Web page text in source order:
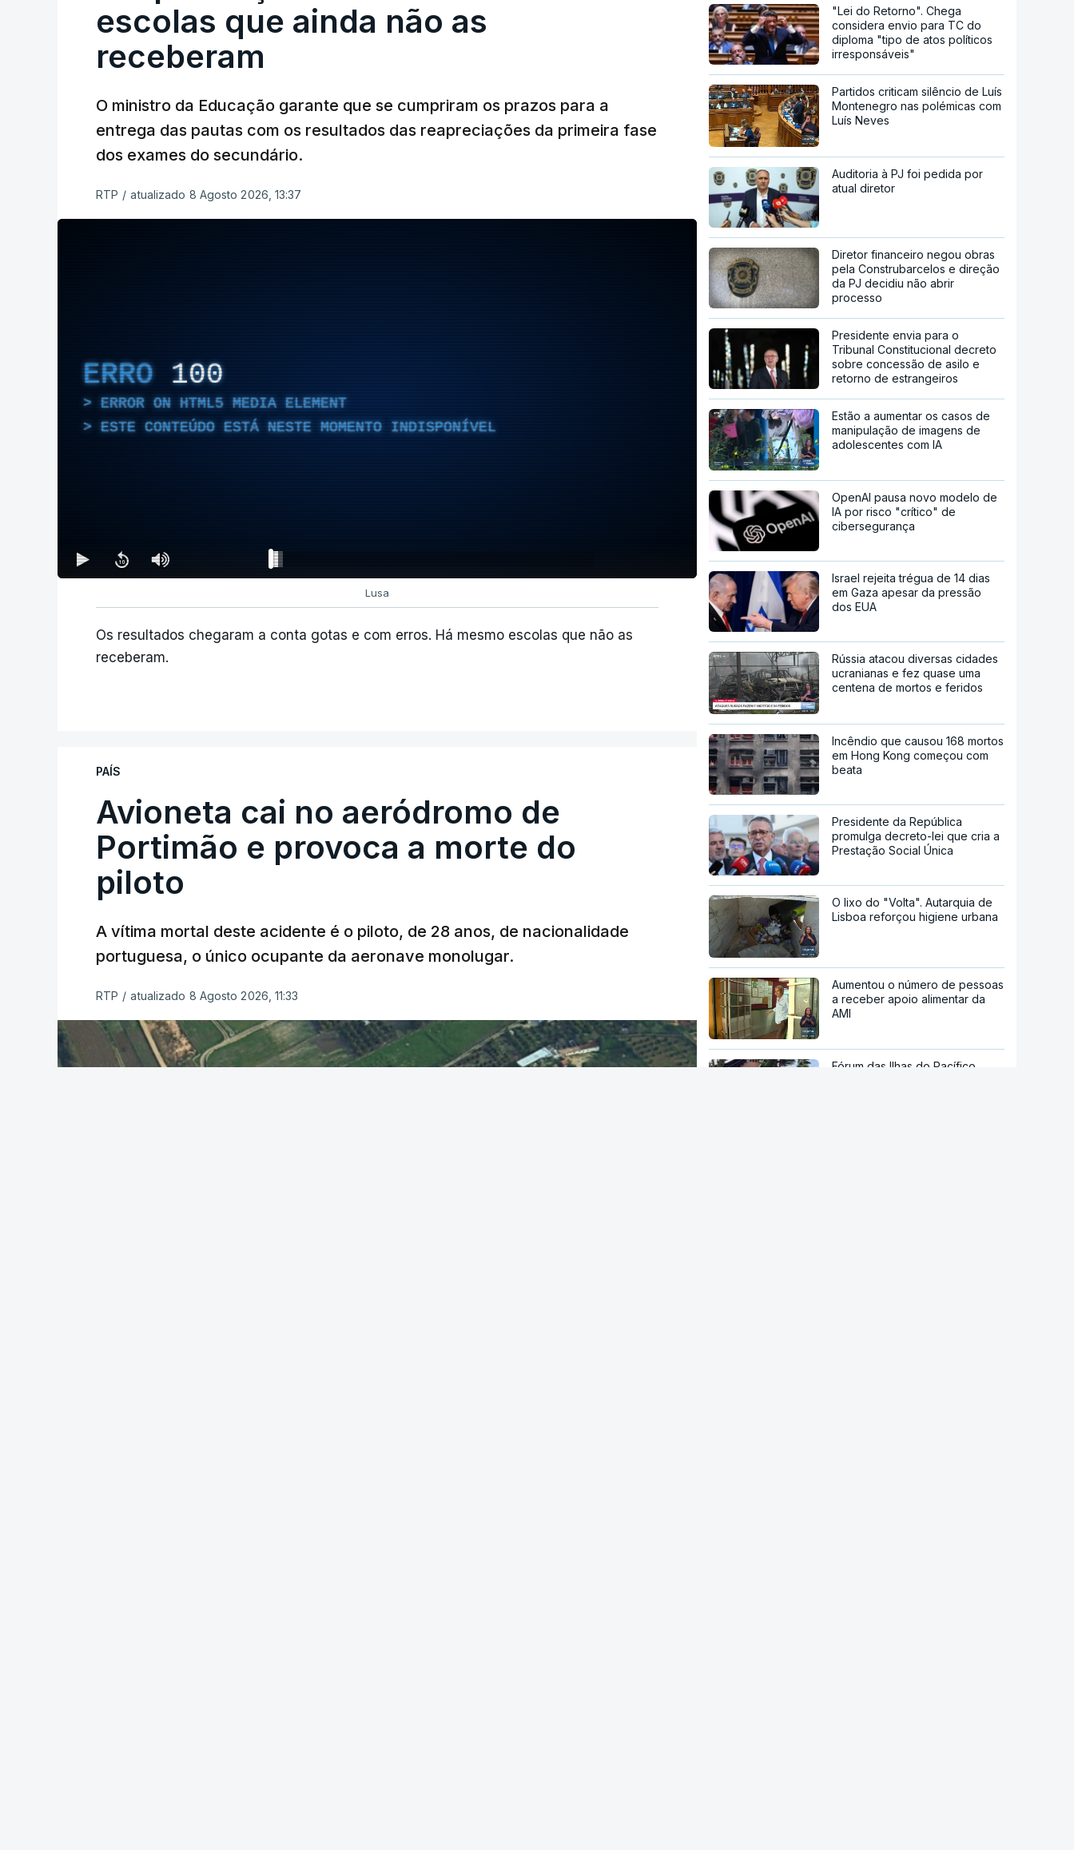
escolas que ainda não as
receberam
O ministro da Educação garante que se cumpriram os prazos para a
entrega das pautas com os resultados das reapreciações da primeira fase
dos exames do secundário.
RTP / atualizado 8 Agosto 2026, 13:37
ERRO 100
ERROR ON HTML5 MEDIA ELEMENT
ESTE CONTEÚDO ESTÁ NESTE MOMENTO INDISPONÍVEL
Lusa
Os resultados chegaram a conta gotas e com erros. Há mesmo escolas que não as
receberam.
PAÍS
Avioneta cai no aeródromo de
Portimão e provoca a morte do
piloto
A vítima mortal deste acidente é o piloto, de 28 anos, de nacionalidade
portuguesa, o único ocupante da aeronave monolugar.
RTP / atualizado 8 Agosto 2026, 11:33
"Lei do Retorno". Chega
considera envio para TC do
diploma "tipo de atos políticos
irresponsáveis"
Partidos criticam silêncio de Luís
Montenegro nas polémicas com
Luís Neves
Auditoria à PJ foi pedida por
atual diretor
Diretor financeiro negou obras
pela Construbarcelos e direção
da PJ decidiu não abrir
processo
Presidente envia para o
Tribunal Constitucional decreto
sobre concessão de asilo e
retorno de estrangeiros
Estão a aumentar os casos de
manipulação de imagens de
adolescentes com IA
OpenAI pausa novo modelo de
IA por risco "crítico" de
cibersegurança
Israel rejeita trégua de 14 dias
em Gaza apesar da pressão
dos EUA
Rússia atacou diversas cidades
ucranianas e fez quase uma
centena de mortos e feridos
Incêndio que causou 168 mortos
em Hong Kong começou com
beata
Presidente da República
promulga decreto-lei que cria a
Prestação Social Única
O lixo do "Volta". Autarquia de
Lisboa reforçou higiene urbana
Aumentou o número de pessoas
a receber apoio alimentar da
AMI
Fórum das Ilhas do Pacífico